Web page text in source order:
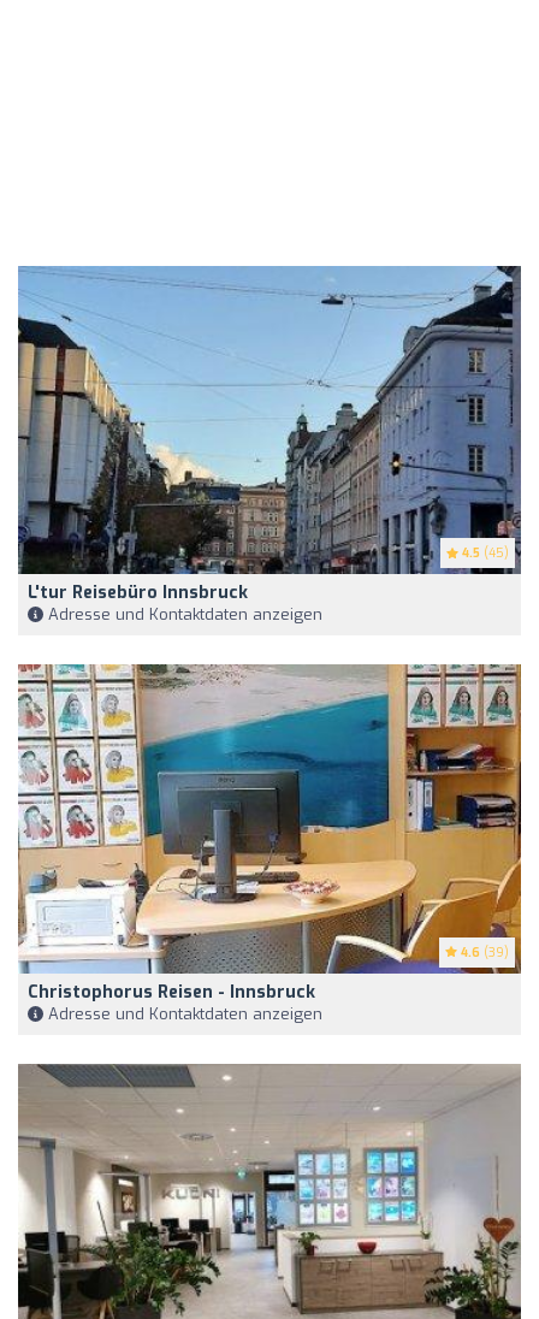
4.5 (45)
L'tur Reisebüro Innsbruck
Adresse und Kontaktdaten anzeigen
4.6 (39)
Christophorus Reisen - Innsbruck
Adresse und Kontaktdaten anzeigen